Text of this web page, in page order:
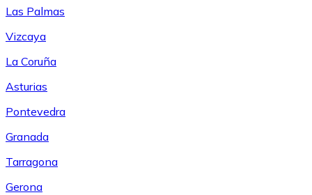
Las Palmas
Vizcaya
La Coruña
Asturias
Pontevedra
Granada
Tarragona
Gerona